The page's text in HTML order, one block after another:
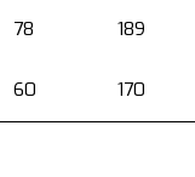
78 189
60 170